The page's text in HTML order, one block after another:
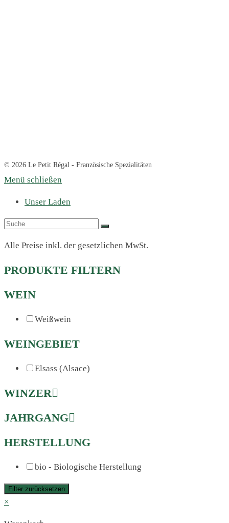
© 2026 Le Petit Régal - Französische Spezialitäten
Menü schließen
Unser Laden
Alle Preise inkl. der gesetzlichen MwSt.
PRODUKTE FILTERN
WEIN
Weißwein
WEINGEBIET
Elsass (Alsace)
WINZER
JAHRGANG
HERSTELLUNG
bio - Biologische Herstellung
Filter zurücksetzen
×